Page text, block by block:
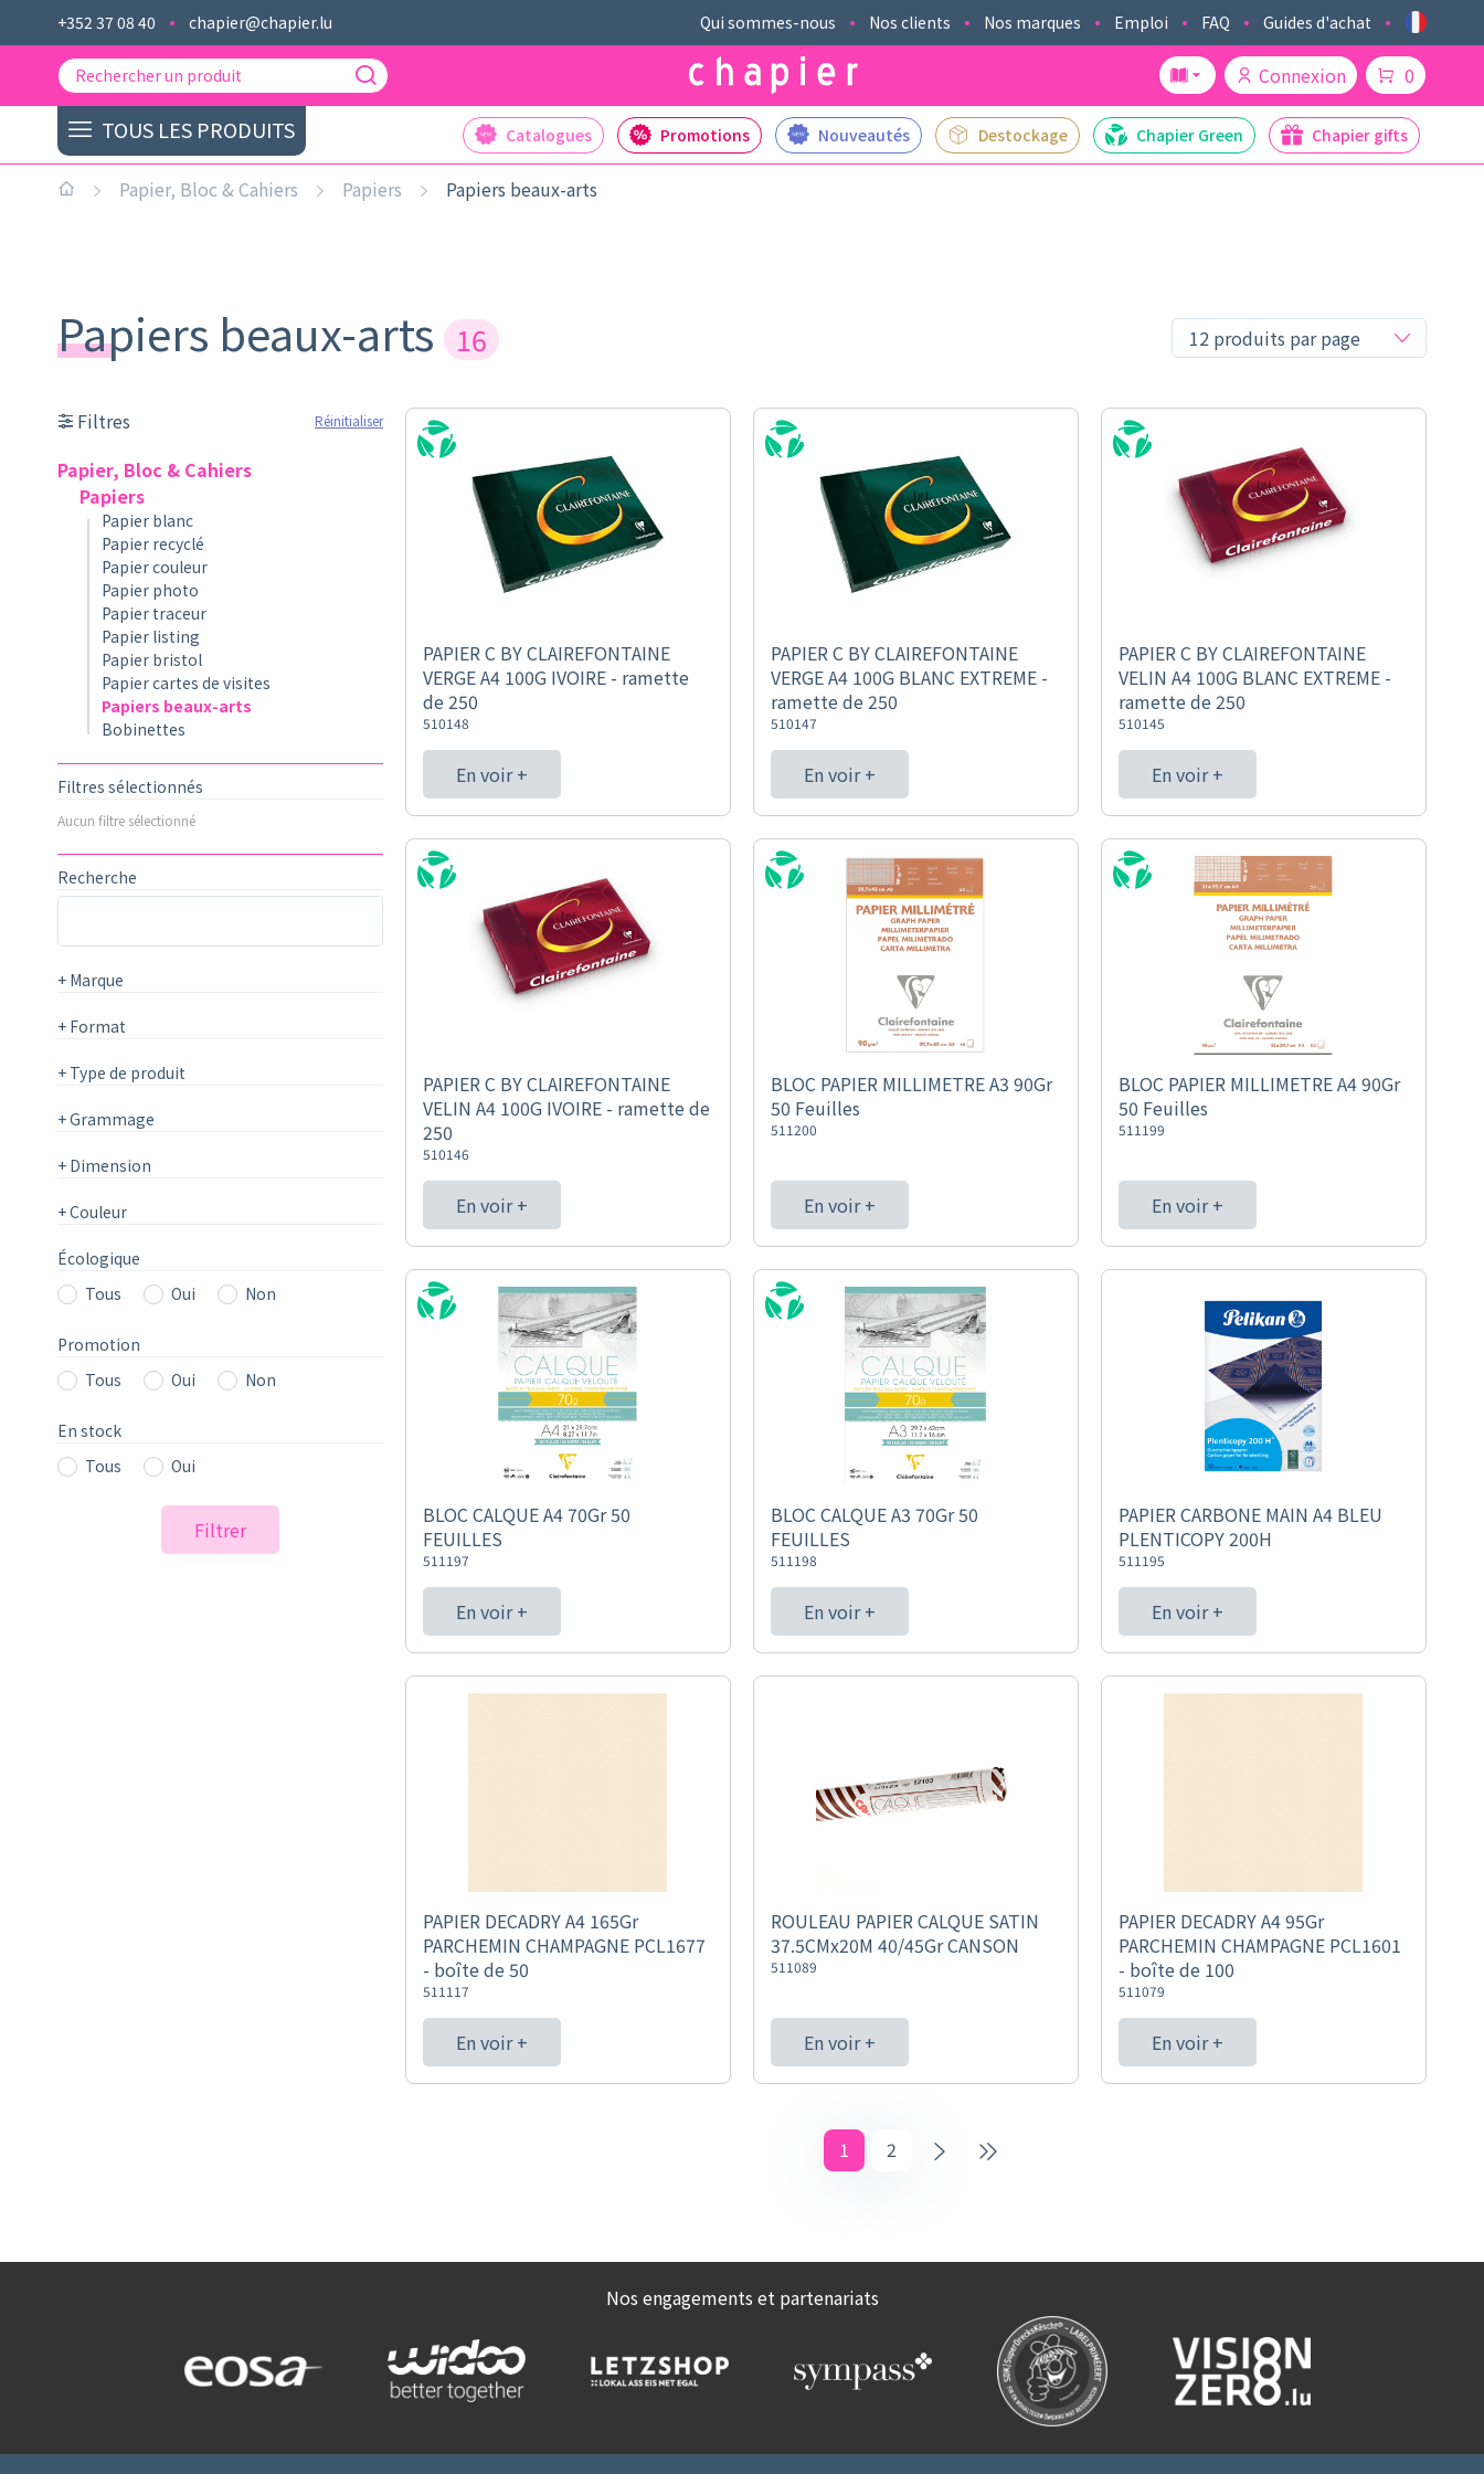
+352 37 08 40 chapier@chapier.lu Qui sommes-nous Nos clients Nos marques Emploi FAQ Guides d'achat
Connexion 0
TOUS LES PRODUITS Catalogues Promotions Nouveautés Destockage Chapier Green Chapier gifts
Papier, Bloc & Cahiers Papiers Papiers beaux-arts
Papiers beaux-arts 16
Filtres Réinitialiser
Papier, Bloc & Cahiers
Papiers
Papier blanc
Papier recyclé
Papier couleur
Papier photo
Papier traceur
Papier listing
Papier bristol
Papier cartes de visites
Papiers beaux-arts
Bobinettes
Filtres sélectionnés
Aucun filtre sélectionné
Recherche
+ Marque
+ Format
+ Type de produit
+Grammage
+ Dimension
+Couleur
Écologique
Tous
Oui Non
Promotion
Tous
Oui Non
En stock
Tous
Oui
Filtrer
PAPIER C BY CLAIREFONTAINE
VERGE A4 100G IVOIRE - ramette
de 250
510148
En voir +
PAPIER C BY CLAIREFONTAINE
VERGE A4 100G BLANC EXTREME -
ramette de 250
510147
En voir +
PAPIER C BY CLAIREFONTAINE
VELIN A4 100G BLANC EXTREME -
ramette de 250
510145
En voir +
PAPIER C BY CLAIREFONTAINE
VELIN A4 100G IVOIRE - ramette de
250
510146
En voir +
BLOC PAPIER MILLIMETRE A3 90Gr
50 Feuilles
511200
En voir +
BLOC PAPIER MILLIMETRE A4 90Gr
50 Feuilles
511199
En voir +
BLOC CALQUE A4 70Gr 50
FEUILLES
511197
En voir +
BLOC CALQUE A3 70Gr 50
FEUILLES
511198
En voir +
PAPIER CARBONE MAIN A4 BLEU
PLENTICOPY 200H
511195
En voir +
PAPIER DECADRY A4 165Gr
PARCHEMIN CHAMPAGNE PCL1677
- boîte de 50
511117
En voir +
ROULEAU PAPIER CALQUE SATIN
37.5CMx20M 40/45Gr CANSON
511089
En voir +
PAPIER DECADRY A4 95Gr
PARCHEMIN CHAMPAGNE PCL1601
- boîte de 100
511079
En voir +
1 2
Nos engagements et partenariats